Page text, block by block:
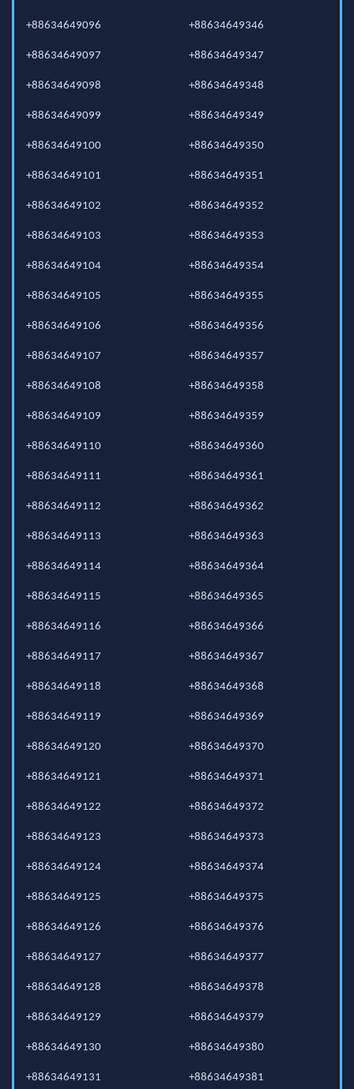
+88634649096
+88634649097
+88634649098
+88634649099
+88634649100
+88634649101
+88634649102
+88634649103
+88634649104
+88634649105
+88634649106
+88634649107
+88634649108
+88634649109
+88634649110
+88634649111
+88634649112
+88634649113
+88634649114
+88634649115
+88634649116
+88634649117
+88634649118
+88634649119
+88634649120
+88634649121
+88634649122
+88634649123
+88634649124
+88634649125
+88634649126
+88634649127
+88634649128
+88634649129
+88634649130
+88634649131
+88634649346
+88634649347
+88634649348
+88634649349
+88634649350
+88634649351
+88634649352
+88634649353
+88634649354
+88634649355
+88634649356
+88634649357
+88634649358
+88634649359
+88634649360
+88634649361
+88634649362
+88634649363
+88634649364
+88634649365
+88634649366
+88634649367
+88634649368
+88634649369
+88634649370
+88634649371
+88634649372
+88634649373
+88634649374
+88634649375
+88634649376
+88634649377
+88634649378
+88634649379
+88634649380
+88634649381